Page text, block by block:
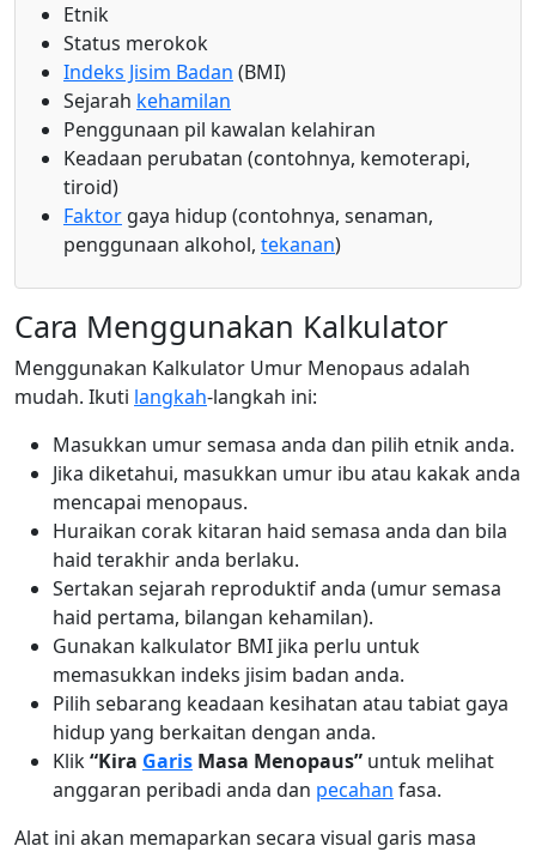
Etnik
Status merokok
Indeks Jisim Badan (BMI)
Sejarah kehamilan
Penggunaan pil kawalan kelahiran
Keadaan perubatan (contohnya, kemoterapi,
tiroid)
Faktor gaya hidup (contohnya, senaman,
penggunaan alkohol, tekanan)
Cara Menggunakan Kalkulator
Menggunakan Kalkulator Umur Menopaus adalah
mudah. Ikuti langkah-langkah ini:
Masukkan umur semasa anda dan pilih etnik anda.
Jika diketahui, masukkan umur ibu atau kakak anda
mencapai menopaus.
Huraikan corak kitaran haid semasa anda dan bila
haid terakhir anda berlaku.
Sertakan sejarah reproduktif anda (umur semasa
haid pertama, bilangan kehamilan).
Gunakan kalkulator BMI jika perlu untuk
memasukkan indeks jisim badan anda.
Pilih sebarang keadaan kesihatan atau tabiat gaya
hidup yang berkaitan dengan anda.
Klik“Kira Garis Masa Menopaus” untuk melihat
anggaran peribadi anda dan pecahan fasa.
Alat ini akan memaparkan secara visual garis masa